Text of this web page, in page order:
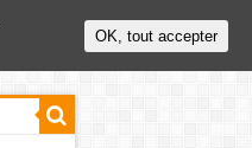
OK, tout accepter